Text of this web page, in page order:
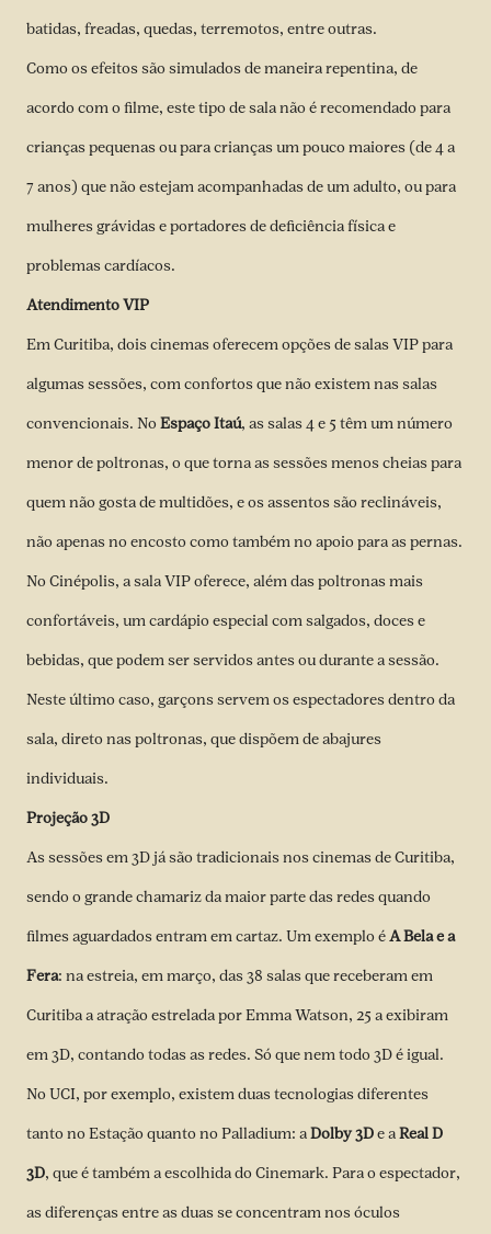
batidas, freadas, quedas, terremotos, entre outras.
Como os efeitos são simulados de maneira repentina, de
acordo com o filme, este tipo de sala não é recomendado para
crianças pequenas ou para crianças um pouco maiores (de 4 a
7 anos) que não estejam acompanhadas de um adulto, ou para
mulheres grávidas e portadores de deficiência física e
problemas cardíacos.
Atendimento VIP
Em Curitiba, dois cinemas oferecem opções de salas VIP para
algumas sessões, com confortos que não existem nas salas
convencionais. NoEspaço Itaú, as salas 4 e 5 têm um número
menor de poltronas, o que torna as sessões menos cheias para
quem não gosta de multidões, e os assentos são reclináveis,
não apenas no encosto como também no apoio para as pernas.
No Cinépolis, a sala VIP oferece, além das poltronas mais
confortáveis, um cardápio especial com salgados, doces e
bebidas, que podem ser servidos antes ou durante a sessão.
Neste último caso, garçons servem os espectadores dentro da
sala, direto nas poltronas, que dispõem de abajures
individuais.
Projeção 3D
As sessões em 3D já são tradicionais nos cinemas de Curitiba,
sendo o grande chamariz da maior parte das redes quando
filmes aguardados entram em cartaz. Um exemplo éA Bela e a
Fera: na estreia, em março, das 38 salas que receberam em
Curitiba a atração estrelada por Emma Watson, 25 a exibiram
em 3D, contando todas as redes. Só que nem todo 3D é igual.
No UCI, por exemplo, existem duas tecnologias diferentes
tanto no Estação quanto no Palladium: aDolby 3De aReal D
3D, que é também a escolhida do Cinemark. Para o espectador,
as diferenças entre as duas se concentram nos óculos